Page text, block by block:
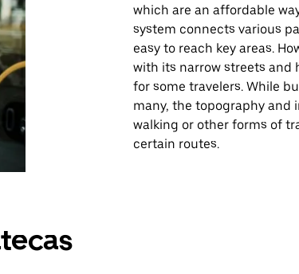
which are an affordable
system connects various
easy to reach key areas.
with its narrow streets and
for some travelers. While
many, the topography
walking or other forms of
certain routes.